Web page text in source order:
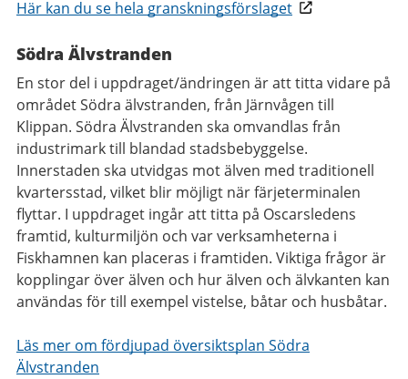
Här kan du se hela granskningsförslaget
Södra Älvstranden
En stor del i uppdraget/ändringen är att titta vidare på
området Södra älvstranden, från Järnvågen till
Klippan. Södra Älvstranden ska omvandlas från
industrimark till blandad stadsbebyggelse.
Innerstaden ska utvidgas mot älven med traditionell
kvartersstad, vilket blir möjligt när färjeterminalen
flyttar. I uppdraget ingår att titta på Oscarsledens
framtid, kulturmiljön och var verksamheterna i
Fiskhamnen kan placeras i framtiden. Viktiga frågor är
kopplingar över älven och hur älven och älvkanten kan
användas för till exempel vistelse, båtar och husbåtar.
Läs mer om fördjupad översiktsplan Södra
Älvstranden